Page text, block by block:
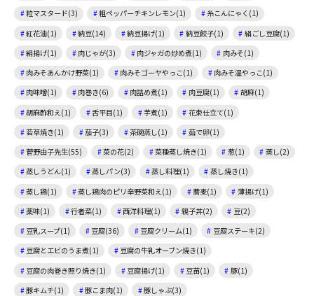
粒マスタード(3)
粗ペッパーチキンレモン(1)
糸こんにゃく(1)
紅花油(1)
納豆(14) 納豆揚げ(1) 納豆餃子(1)
絹ごし豆腐(1)
絹揚げ(1)
肉じゃが(3) 肉ジャガの炒め煮(1)
肉みそ(1)
肉みそあんかけ野菜(1)
肉みそゴーヤやっこ(1)
肉みそ温やっこ(1)
肉味噌(1)
肉巻き(6) 肉詰め煮(1) 肉豆腐(1)
胡麻(1)
胡麻酢和え(1)
舌平目(1) 芋煮(1)
花束仕立て(1)
若草焼き(1)
茄子(3) 茶碗蒸し(1)
茹で卵(1)
菅野由子先生(55)
菜の花(2) 菜種蒸し焼き(1) 葱(1)
蒸し(2)
蒸しうどん(1)
蒸しパン(3) 蒸し料理(1)
蒸し焼き(1)
蒸し鶏(1)
蒸し鶏肉のピリ辛野菜和え(1) 蕎麦(1)
薄揚げ(1)
薬味(1)
行者菜(1) 西洋料理(1) 親子丼(2)
豆(2)
豆乳スープ(1)
豆腐(36) 豆腐クリーム(1)
豆腐ステーキ(2)
豆腐とエビのうま煮(1)
豆腐の牛乳オーブン焼き(1)
豆腐の肉巻き照り焼き(1)
豆腐揚げ(1) 豆苗(1)
豚(1)
豚キムチ(1)
豚こま肉(1)
豚しゃぶ(3)